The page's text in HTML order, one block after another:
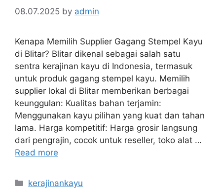
08.07.2025 by admin
Kenapa Memilih Supplier Gagang Stempel Kayu
di Blitar? Blitar dikenal sebagai salah satu
sentra kerajinan kayu di Indonesia, termasuk
untuk produk gagang stempel kayu. Memilih
supplier lokal di Blitar memberikan berbagai
keunggulan: Kualitas bahan terjamin:
Menggunakan kayu pilihan yang kuat dan tahan
lama. Harga kompetitif: Harga grosir langsung
dari pengrajin, cocok untuk reseller, toko alat …
Read more
Categories
kerajinankayu